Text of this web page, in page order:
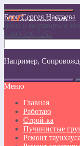
Блог Сергея Настаева
Дома и квартиры в
8.495.220.7252
Например,
Меню
Главная
Работаю
Строй-ка
Пучинистые
Ремонт таунхауса